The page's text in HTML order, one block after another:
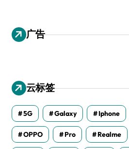
广告
云标签
5G Galaxy Iphone
OPPO Pro Realme